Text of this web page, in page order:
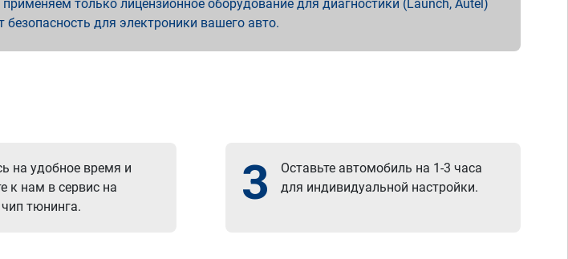
только лицензионное оборудование для диагностики (Launch, Autel)
безопасность для электроники вашего авто.
на удобное время и
к нам в сервис на
тюнинга.
3
Оставьте автомобиль на 1-3 часа
для индивидуальной настройки.